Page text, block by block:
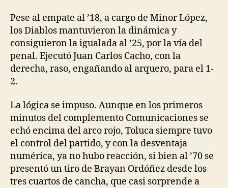
Pese al empate al ’18, a cargo de Minor López,
los Diablos mantuvieron la dinámica y
consiguieron la igualada al ’25, por la vía del
penal. Ejecutó Juan Carlos Cacho, con la
derecha, raso, engañando al arquero, para el 1-
2.
La lógica se impuso. Aunque en los primeros
minutos del complemento Comunicaciones se
echó encima del arco rojo, Toluca siempre tuvo
el control del partido, y con la desventaja
numérica, ya no hubo reacción, si bien al ’70 se
presentó un tiro de Brayan Ordóñez desde los
tres cuartos de cancha, que casi sorprende a